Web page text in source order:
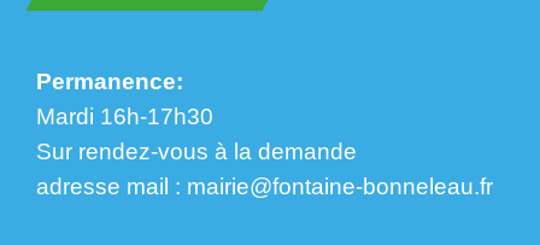
Permanence:
Mardi 16h-17h30
Sur rendez-vous à la demande
​​​​​​​adresse mail : mairie@fontaine-bonneleau.fr